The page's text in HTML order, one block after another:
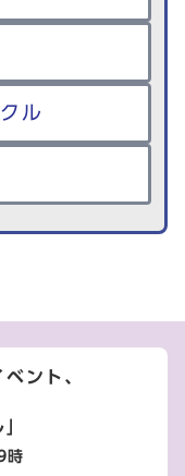
ル
ント、
時